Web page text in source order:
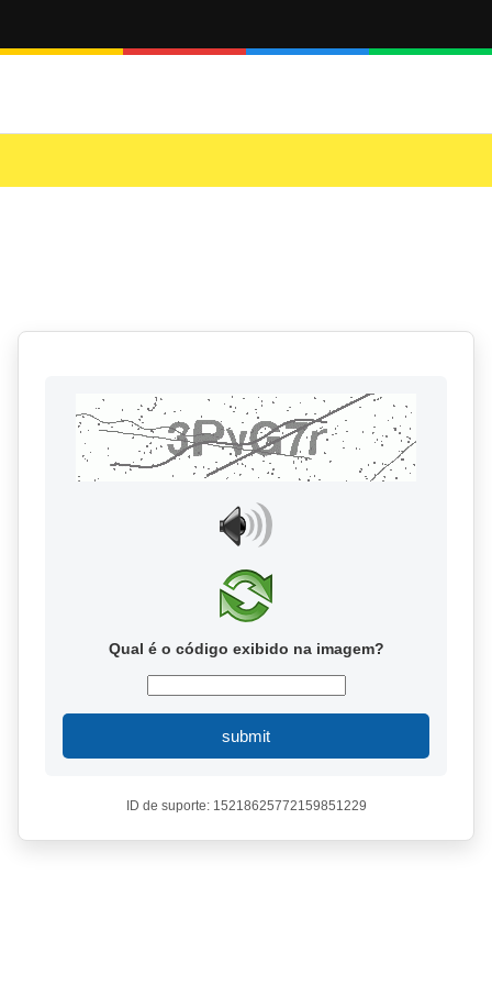
Qual é o código exibido na imagem?
submit
ID de suporte: 15218625772159851229